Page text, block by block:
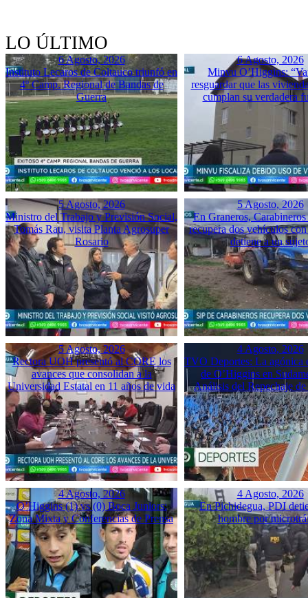
LO ÚLTIMO
6 Agosto, 2026
Instituto Lecaros de Coltauco triunfó en
4º Camp. Regional de Bandas de
Guerra
6 Agosto, 2026
Minvu O’Higgins:
resguardar que las
cumplan su verdadera
5 Agosto, 2026
Ministro del Trabajo y Previsión Social,
Tomás Rau, visita Planta Agrosuper
Rosario
5 Agosto, 2026
En Graneros,
recupera dos vehículos
detiene a un
5 Agosto, 2026
Rectora UOH presentó al CORE los
avances que consolidan a la
Universidad Estatal en 11 años de vida
4 Agosto, 2026
TVO Deportes: La agónica
de O’Higgins en
Análisis del Repechaje de
4 Agosto, 2026
O’Higgins (1) vs (0) Boca Juniors:
Zona Mixta y Conferencias de Prensa
4 Agosto, 2026
En Pichidegua, PDI
hombre por